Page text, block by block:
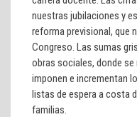
nuestras jubilaciones y
reforma previsional, que
Congreso. Las sumas
obras sociales, donde
imponen e incrementan
listas de espera a costa
familias.